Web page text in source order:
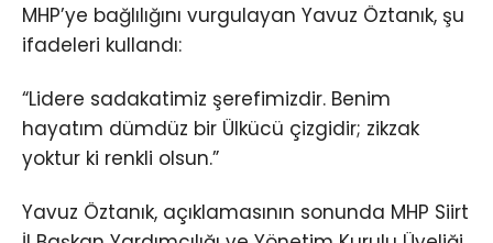
MHP’ye bağlılığını vurgulayan Yavuz Öztanık, şu
ifadeleri kullandı:
“Lidere sadakatimiz şerefimizdir. Benim
hayatım dümdüz bir Ülkücü çizgidir; zikzak
yoktur ki renkli olsun.”
Yavuz Öztanık, açıklamasının sonunda MHP Siirt